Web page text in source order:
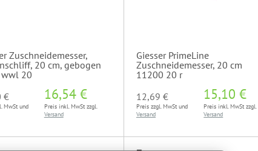
Zuschneidemesser,
20 cm, gebogen
20
€
MwSt und
16,54 €
Preis inkl. MwSt zzgl.
Versand
Giesser PrimeLine
Zuschneidemesser, 20 cm
11200 20 r
12,69 €
Preis zzgl. MwSt und
Versand
15,10 €
Preis inkl. MwSt zzgl.
Versand